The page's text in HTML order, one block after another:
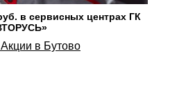
в сервисных центрах ГК
в Бутово